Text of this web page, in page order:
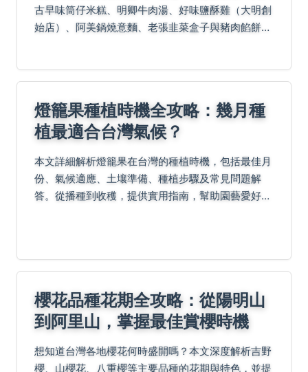
古早味筒仔米糕、明卿牛肉湯、好味鹽酥雞（大明創
始店）、阿美鍋燒意麵、老張韭菜盒子與豬肉餡餅、
有，還...
燈籠果種植時機全攻略：幾月種
植最適合台灣氣候？
本文詳細解析燈籠果在台灣的種植時機，包括最佳月
份、氣候適應、土壤準備、種植步驟及常見問題解
答。從播種到收穫，提供實用指南，幫助園藝愛好者
櫻花品種花期全攻略：從陽明山
到阿里山，掌握最佳賞櫻時機
想知道台灣各地櫻花何時盛開嗎？本文深度解析吉野
櫻、山櫻花、八重櫻等主要品種的花期與特色，並提